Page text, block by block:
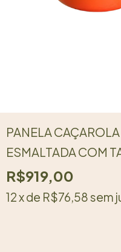
PANELA
ESMALTADA COM
PEGADOR DE
CM I LARANJA
R$919,00
12x de R$76,58sem